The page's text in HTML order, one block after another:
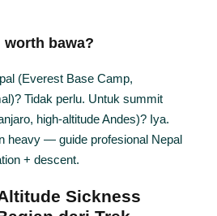
worth bawa?
(Everest Base Camp,
Tidak perlu. Untuk summit
high-altitude Andes)? Iya.
heavy — guide profesional Nepal
+ descent.
Sickness